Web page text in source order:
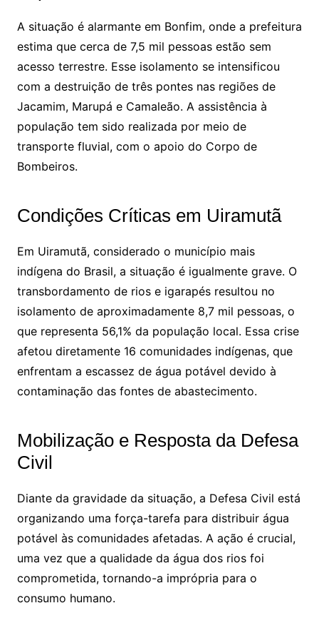
A situação é alarmante em Bonfim, onde a prefeitura
estima que cerca de 7,5 mil pessoas estão sem
acesso terrestre. Esse isolamento se intensificou
com a destruição de três pontes nas regiões de
Jacamim, Marupá e Camaleão. A assistência à
população tem sido realizada por meio de
transporte fluvial, com o apoio do Corpo de
Bombeiros.
Condições Críticas em Uiramutã
Em Uiramutã, considerado o município mais
indígena do Brasil, a situação é igualmente grave. O
transbordamento de rios e igarapés resultou no
isolamento de aproximadamente 8,7 mil pessoas, o
que representa 56,1% da população local. Essa crise
afetou diretamente 16 comunidades indígenas, que
enfrentam a escassez de água potável devido à
contaminação das fontes de abastecimento.
Mobilização e Resposta da Defesa
Civil
Diante da gravidade da situação, a Defesa Civil está
organizando uma força-tarefa para distribuir água
potável às comunidades afetadas. A ação é crucial,
uma vez que a qualidade da água dos rios foi
comprometida, tornando-a imprópria para o
consumo humano.